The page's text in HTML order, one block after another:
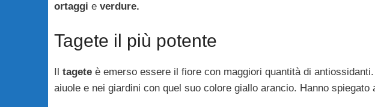
ortaggi e verdure.
Tagete il più potente
Il tageteè emerso essere il fiore con maggiori quantità di
aiuole e nei giardini con quel suo colore giallo arancio. Hanno spiegato